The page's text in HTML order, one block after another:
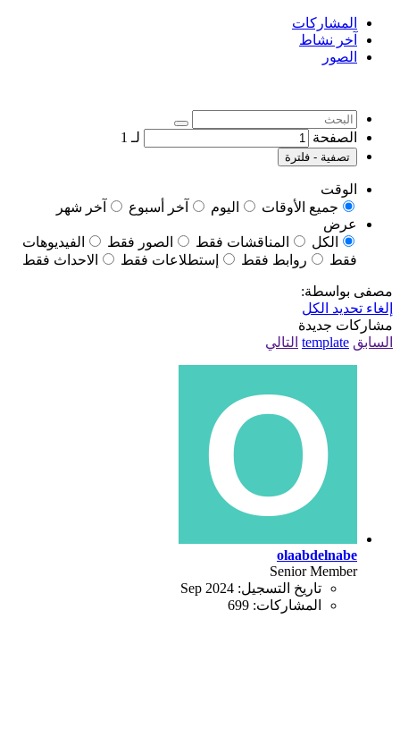
المشاركات
آخر نشاط
الصور
الصفحة لـ 1
تصفية - فلترة
الوقت
جميع الأوقات
اليوم آخر أسبوع
آخر شهر
عرض
الكل
المناقشات فقط الصور فقط
الفيديوهات
فقط
روابط فقط إستطلاعات فقط الاحداث فقط
مصفى بواسطة:
إلغاء تحديد الكل
مشاركات جديدة
السابق template التالي
olaabdelnabe
Senior Member
تاريخ التسجيل: Sep 2024
المشاركات: 699